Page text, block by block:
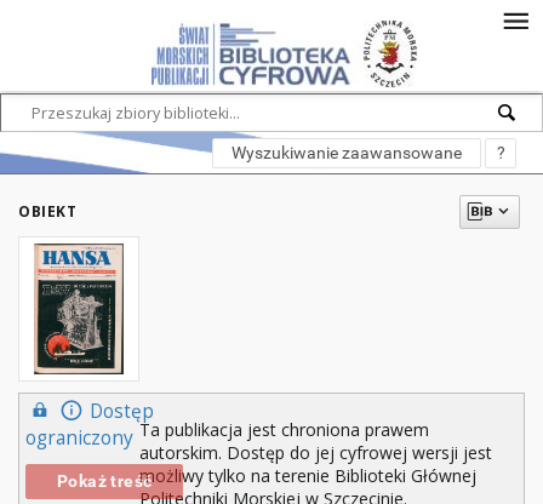
Wyszukiwanie zaawansowane ?
OBIEKT
Dostęp
ograniczony
Pokaż treść
Ta publikacja jest chroniona prawem
autorskim. Dostęp do jej cyfrowej wersji jest
możliwy tylko na terenie Biblioteki Głównej
Politechniki Morskiej w Szczecinie.